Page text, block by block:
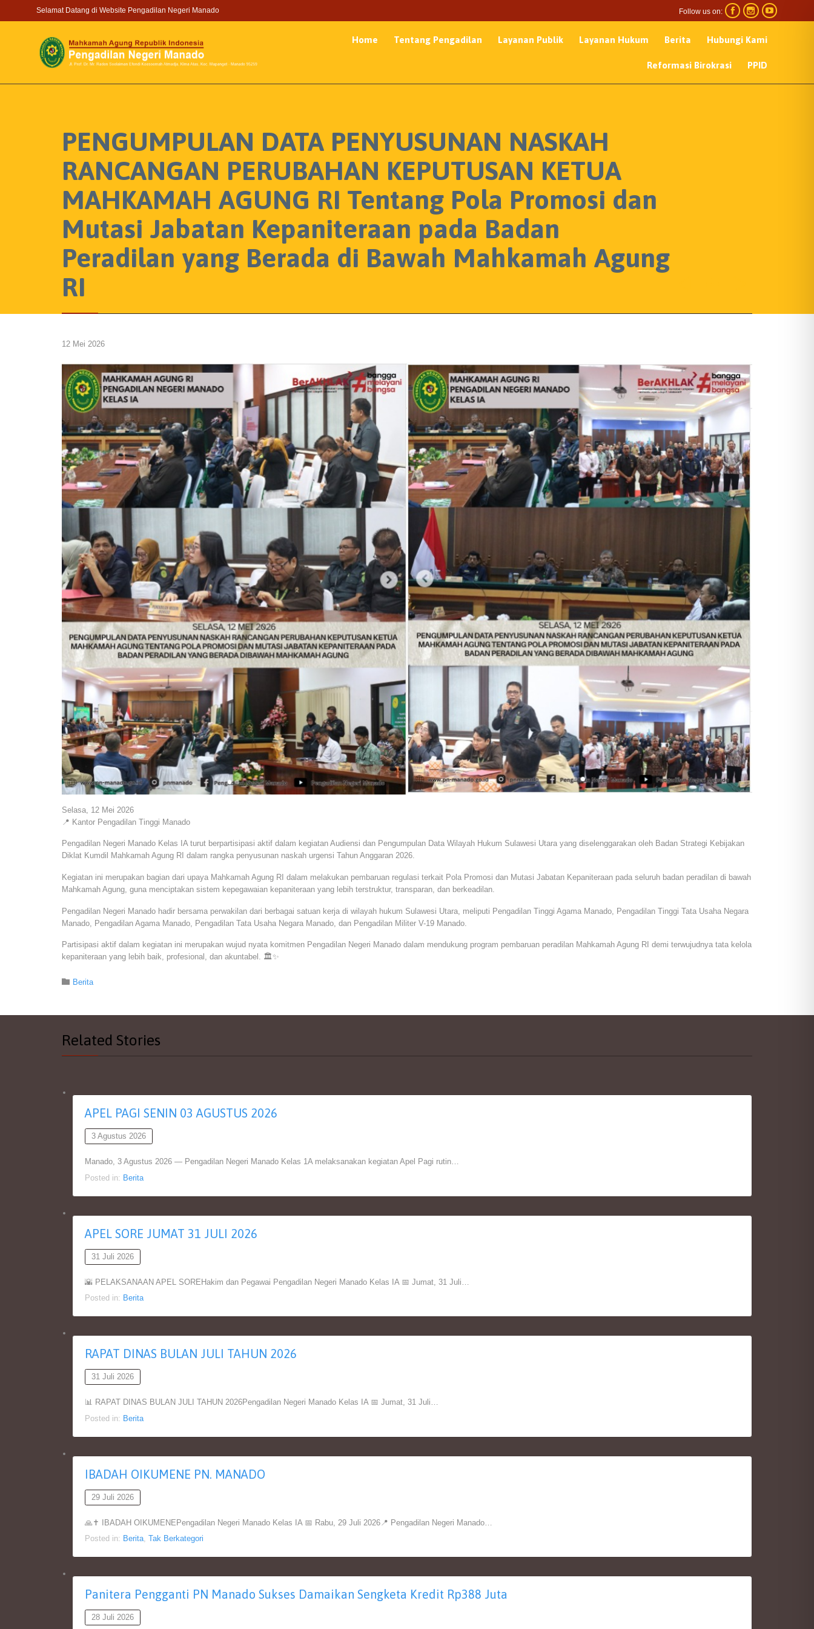
Selamat Datang di Website Pengadilan Negeri Manado Follow us on:   
Home Tentang Pengadilan Layanan Publik Layanan Hukum Berita Hubungi Kami
Reformasi Birokrasi PPID
PENGUMPULAN DATA PENYUSUNAN NASKAH
RANCANGAN PERUBAHAN KEPUTUSAN KETUA
MAHKAMAH AGUNG RI Tentang Pola Promosi dan
Mutasi Jabatan Kepaniteraan pada Badan
Peradilan yang Berada di Bawah Mahkamah Agung
RI
12 Mei 2026
Selasa, 12 Mei 2026
📍 Kantor Pengadilan Tinggi Manado
Pengadilan Negeri Manado Kelas IA turut berpartisipasi aktif dalam kegiatan Audiensi dan Pengumpulan Data Wilayah Hukum Sulawesi Utara yang diselenggarakan oleh Badan Strategi Kebijakan
Diklat Kumdil Mahkamah Agung RI dalam rangka penyusunan naskah urgensi Tahun Anggaran 2026.
Kegiatan ini merupakan bagian dari upaya Mahkamah Agung RI dalam melakukan pembaruan regulasi terkait Pola Promosi dan Mutasi Jabatan Kepaniteraan pada seluruh badan peradilan di bawah
Mahkamah Agung, guna menciptakan sistem kepegawaian kepaniteraan yang lebih terstruktur, transparan, dan berkeadilan.
Pengadilan Negeri Manado hadir bersama perwakilan dari berbagai satuan kerja di wilayah hukum Sulawesi Utara, meliputi Pengadilan Tinggi Agama Manado, Pengadilan Tinggi Tata Usaha Negara
Manado, Pengadilan Agama Manado, Pengadilan Tata Usaha Negara Manado, dan Pengadilan Militer V-19 Manado.
Partisipasi aktif dalam kegiatan ini merupakan wujud nyata komitmen Pengadilan Negeri Manado dalam mendukung program pembaruan peradilan Mahkamah Agung RI demi terwujudnya tata kelola
kepaniteraan yang lebih baik, profesional, dan akuntabel. 🏛️✨
 Category
Berita
Related Stories
APEL PAGI SENIN 03 AGUSTUS 2026
3 Agustus 2026
Manado, 3 Agustus 2026 — Pengadilan Negeri Manado Kelas 1A melaksanakan kegiatan Apel Pagi rutin…
Posted in: Berita
APEL SORE JUMAT 31 JULI 2026
31 Juli 2026
🌇 PELAKSANAAN APEL SOREHakim dan Pegawai Pengadilan Negeri Manado Kelas IA 📅 Jumat, 31 Juli…
Posted in: Berita
RAPAT DINAS BULAN JULI TAHUN 2026
31 Juli 2026
📊 RAPAT DINAS BULAN JULI TAHUN 2026Pengadilan Negeri Manado Kelas IA 📅 Jumat, 31 Juli…
Posted in: Berita
IBADAH OIKUMENE PN. MANADO
29 Juli 2026
🙏✝️ IBADAH OIKUMENEPengadilan Negeri Manado Kelas IA 📅 Rabu, 29 Juli 2026📍 Pengadilan Negeri Manado…
Posted in: Berita, Tak Berkategori
Panitera Pengganti PN Manado Sukses Damaikan Sengketa Kredit Rp388 Juta
28 Juli 2026